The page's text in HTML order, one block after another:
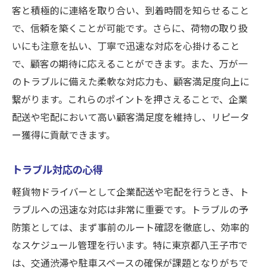
客と積極的に連絡を取り合い、到着時間を知らせること
で、信頼を築くことが可能です。さらに、荷物の取り扱
いにも注意を払い、丁寧で迅速な対応を心掛けること
で、顧客の期待に応えることができます。また、万が一
のトラブルに備えた柔軟な対応力も、顧客満足度向上に
繋がります。これらのポイントを押さえることで、企業
配送や宅配において高い顧客満足度を維持し、リピータ
ー獲得に貢献できます。
トラブル対応の心得
軽貨物ドライバーとして企業配送や宅配を行うとき、ト
ラブルへの迅速な対応は非常に重要です。トラブルの予
防策としては、まず事前のルート確認を徹底し、効率的
なスケジュール管理を行います。特に東京都八王子市で
は、交通渋滞や駐車スペースの確保が課題となりがちで